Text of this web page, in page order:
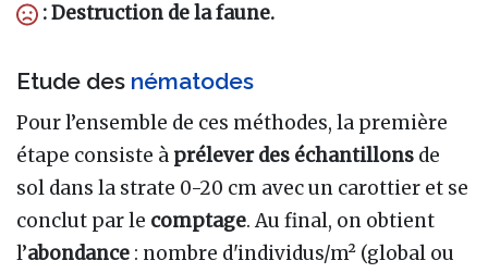
: Destruction de la faune.
Etude des nématodes
Pour l’ensemble de ces méthodes, la première
étape consiste à prélever des échantillons de
sol dans la strate 0-20 cm avec un carottier et se
conclut par le comptage. Au final, on obtient
l’abondance : nombre d'individus/m² (global ou